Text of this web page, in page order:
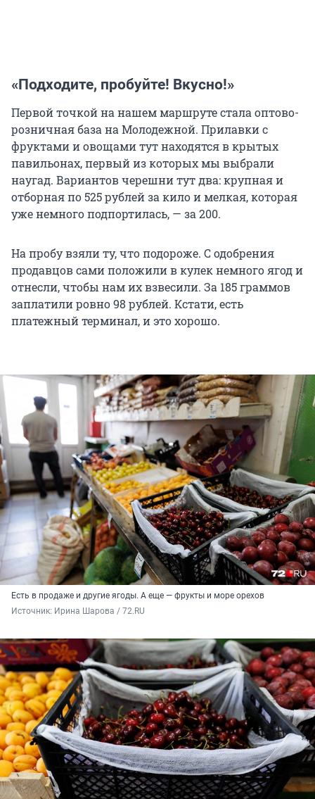
«Подходите, пробуйте! Вкусно!»
Первой точкой на нашем маршруте стала оптово-
розничная база на Молодежной. Прилавки с
фруктами и овощами тут находятся в крытых
павильонах, первый из которых мы выбрали
наугад. Вариантов черешни тут два: крупная и
отборная по 525 рублей за кило и мелкая, которая
уже немного подпортилась, — за 200.
На пробу взяли ту, что подороже. С одобрения
продавцов сами положили в кулек немного ягод и
отнесли, чтобы нам их взвесили. За 185 граммов
заплатили ровно 98 рублей. Кстати, есть
платежный терминал, и это хорошо.
Есть в продаже и другие ягоды. А еще — фрукты и море орехов
Источник: Ирина Шарова / 72.RU